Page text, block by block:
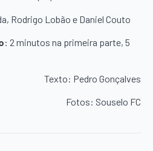
Rodrigo Lobão e Daniel Couto
: 2 minutos na primeira parte, 5
Texto: Pedro Gonçalves
Fotos: Souselo FC